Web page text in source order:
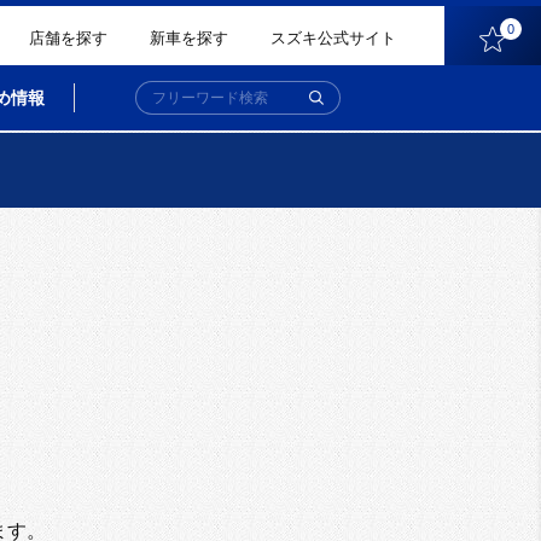
店舗を探す 新車を探す スズキ公式サイト 0
情報
す。